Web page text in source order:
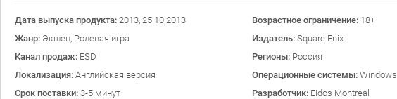
Дата выпуска продукта: 2013, 25.10.2013 Возрастное ограничение: 18+
Жанр: Экшен, Ролевая игра Издатель: Square Enix
Канал продаж: ESD Регионы: Россия
Локализация: Английская версия Операционные системы: Windows
Срок поставки: 3-5 минут Разработчик: Eidos Montreal